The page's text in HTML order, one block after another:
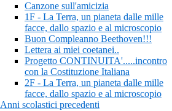
Canzone sull'amicizia
1F - La Terra, un pianeta dalle mille
facce, dallo spazio e al microscopio
Buon Compleanno Beethoven!!!
Lettera ai miei coetanei..
Progetto CONTINUITA'.....incontro
con la Costituzione Italiana
2F - La Terra, un pianeta dalle mille
facce, dallo spazio e al microscopio
Anni scolastici precedenti